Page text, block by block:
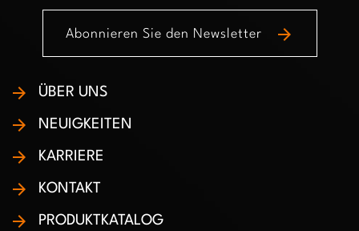
Abonnieren Sie den Newsletter arrow_forward
ÜBER UNS
NEUIGKEITEN
KARRIERE
KONTAKT
PRODUKTKATALOG